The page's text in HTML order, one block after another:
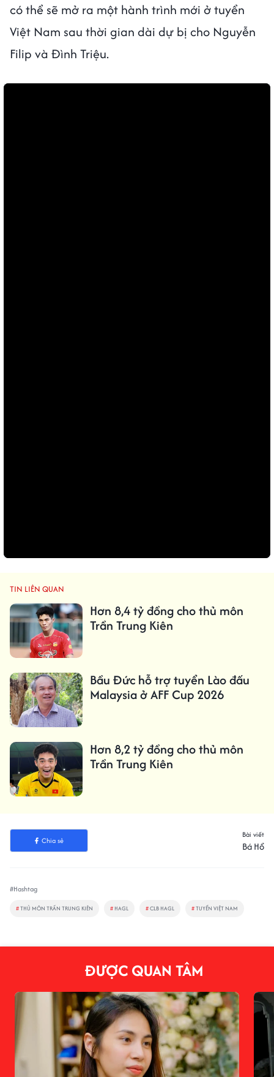
có thể sẽ mở ra một hành trình mới ở tuyển
Việt Nam sau thời gian dài dự bị cho Nguyễn
Filip và Đình Triệu.
TIN LIÊN QUAN
Hơn 8,4 tỷ đồng cho thủ môn
Trần Trung Kiên
Bầu Đức hỗ trợ tuyển Lào đấu
Malaysia ở AFF Cup 2026
Hơn 8,2 tỷ đồng cho thủ môn
Trần Trung Kiên
Chia sẻ
Bài viết
Bá Hổ
#Hashtag
#THỦ MÔN TRẦN TRUNG KIÊN # HAGL #CLB HAGL #TUYỂN VIỆT NAM
ĐƯỢC QUAN TÂM